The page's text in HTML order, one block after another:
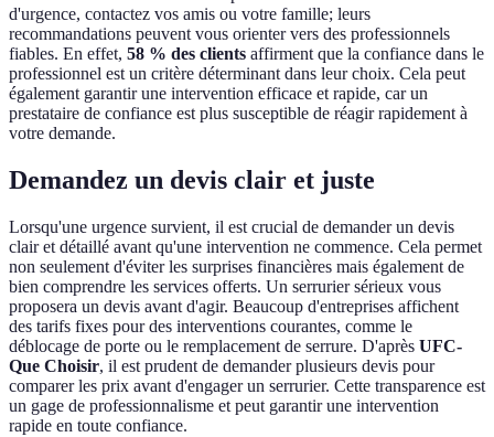
d'urgence, contactez vos amis ou votre famille; leurs
recommandations peuvent vous orienter vers des professionnels
fiables. En effet, 58 % des clients affirment que la confiance dans le
professionnel est un critère déterminant dans leur choix. Cela peut
également garantir une intervention efficace et rapide, car un
prestataire de confiance est plus susceptible de réagir rapidement à
votre demande.
Demandez un devis clair et juste
Lorsqu'une urgence survient, il est crucial de demander un devis
clair et détaillé avant qu'une intervention ne commence. Cela permet
non seulement d'éviter les surprises financières mais également de
bien comprendre les services offerts. Un serrurier sérieux vous
proposera un devis avant d'agir. Beaucoup d'entreprises affichent
des tarifs fixes pour des interventions courantes, comme le
déblocage de porte ou le remplacement de serrure. D'après UFC-
Que Choisir, il est prudent de demander plusieurs devis pour
comparer les prix avant d'engager un serrurier. Cette transparence est
un gage de professionnalisme et peut garantir une intervention
rapide en toute confiance.